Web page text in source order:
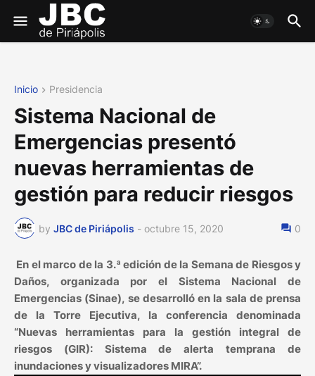
Inicio Presidencia
Sistema Nacional de
Emergencias presentó
nuevas herramientas de
gestión para reducir riesgos
by JBC de Piriápolis - octubre 15, 2020 0
En el marco de la 3.ª edición de la Semana de Riesgos y
Daños, organizada por el Sistema Nacional de
Emergencias (Sinae), se desarrolló en la sala de prensa
de la Torre Ejecutiva, la conferencia denominada
“Nuevas herramientas para la gestión integral de
riesgos (GIR): Sistema de alerta temprana de
inundaciones y visualizadores MIRA”.